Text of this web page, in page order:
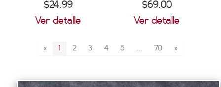
$24.99
Ver detalle
$69.00
Ver detalle
« 2 3 4 5 ... 70 »